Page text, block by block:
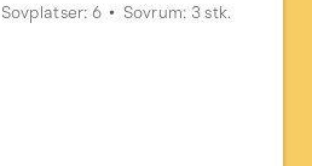
Sovplatser: 6 Sovrum: 3 stk.